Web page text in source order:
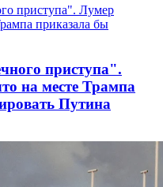
приступа".
на месте Трампа
Путина